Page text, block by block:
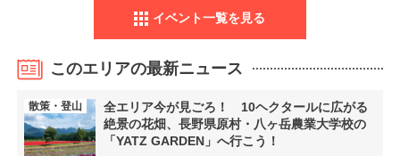
イベント一覧を見る
このエリアの最新ニュース
散策・登山
全エリア今が見ごろ！ 10ヘクタールに広がる
絶景の花畑、長野県原村・八ヶ岳農業大学校の
「YATZ GARDEN」へ行こう！